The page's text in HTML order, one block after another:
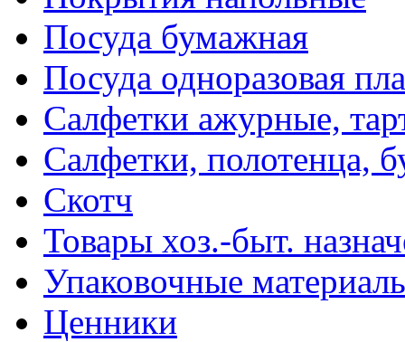
Посуда бумажная
Посуда одноразовая
Салфетки ажурные,
Салфетки, полотенца,
Скотч
Товары хоз.-быт.
Упаковочные
Ценники